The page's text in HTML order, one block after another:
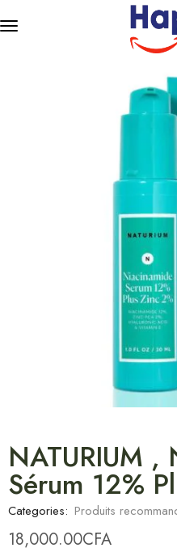
NATURIUM ,
Sérum 12%
Categories: Produits
18,000.00CFA